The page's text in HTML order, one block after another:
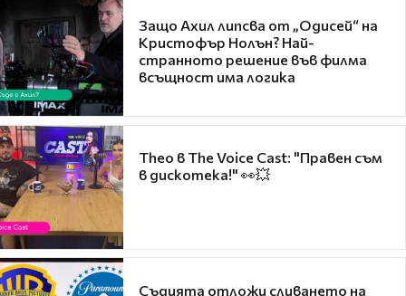
Защо Ахил липсва от „Одисей“ на
Кристофър Нолън? Най-
странното решение във филма
всъщност има логика
Theo в The Voice Cast: "Правен съм
в дискотека!" 👀💥
Съдията отложи сливането на